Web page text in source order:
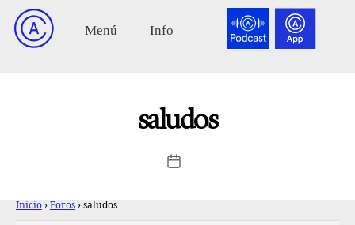
saludos
Inicio › Foros › saludos